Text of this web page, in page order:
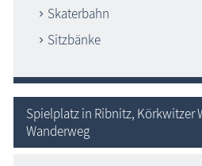
Skaterbahn
Sitzbänke
Spielplatz in Ribnitz, Körkwitzer
Wanderweg